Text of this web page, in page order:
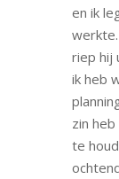
en ik
werkte.
riep hij
ik heb
zin
te